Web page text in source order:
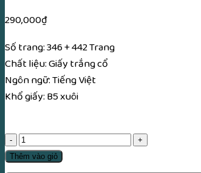
290,000₫
Số trang: 346 + 442 Trang
Chất liệu: Giấy trắng cổ
Ngôn ngữ: Tiếng Việt
Khổ giấy: B5 xuôi
Mật
Tạng
Thêm vào giỏ